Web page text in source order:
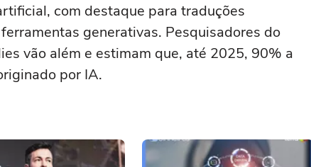
com destaque para traduções
generativas. Pesquisadores do
vão além e estimam que, até 2025, 90% a
por IA.